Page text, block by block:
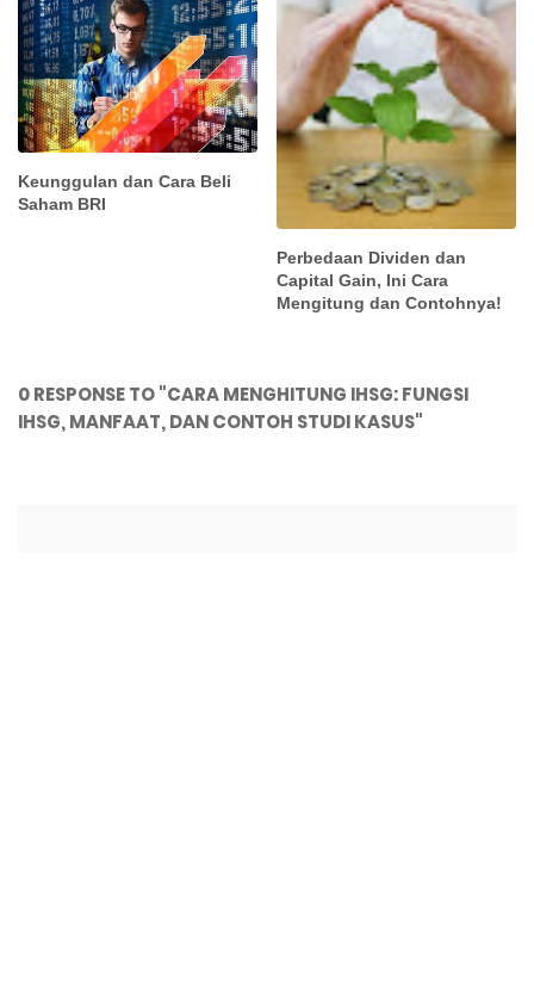
Keunggulan dan Cara Beli
Saham BRI
Perbedaan Dividen dan
Capital Gain, Ini Cara
Mengitung dan Contohnya!
0 RESPONSE TO "CARA MENGHITUNG IHSG: FUNGSI
IHSG, MANFAAT, DAN CONTOH STUDI KASUS"